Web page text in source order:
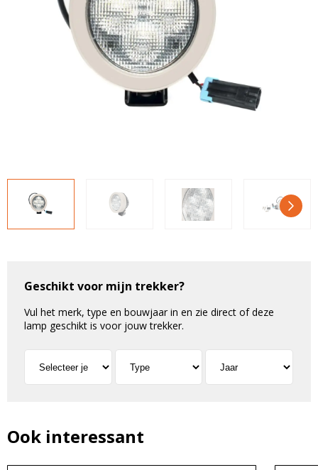
LED voordeelpakketten
Overige producten
Klantenservice
LED voordeelpakketten
Overige producten
Geschikt voor mijn trekker?
Vul het merk, type en bouwjaar in en zie direct of deze
lamp geschikt is voor jouw trekker.
Ook interessant